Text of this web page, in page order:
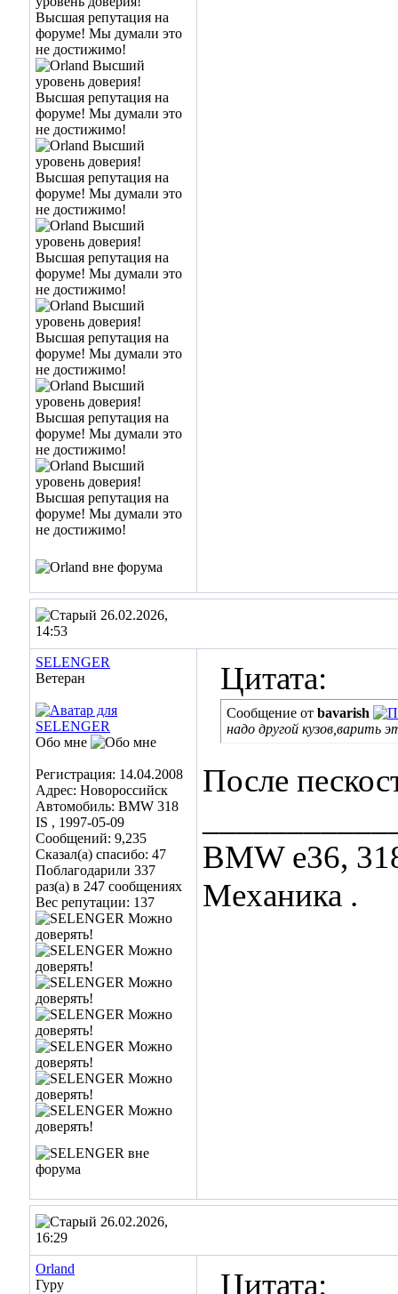
26.02.2026,
14:53
SELENGER
Ветеран
Обо мне
Регистрация: 14.04.2008
Адрес: Новороссийск
Автомобиль: BMW 318
IS , 1997-05-09
Сообщений: 9,235
Сказал(а) спасибо: 47
Поблагодарили 337
раз(а) в 247 сообщениях
Вес репутации: 137
Цитата:
Сообщение от bavarish
надо другой кузов,варить
После
BMW е36,
Механика .
26.02.2026,
16:29
Orland
Гуру
Цитата: